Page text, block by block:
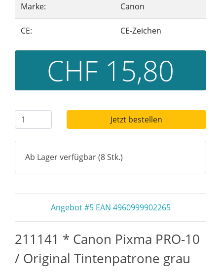
Marke: Canon
CE: CE-Zeichen
CHF 15,80
Jetzt bestellen
Ab Lager verfügbar (8 Stk.)
Angebot #5 EAN 4960999902265
211141 * Canon Pixma PRO-10
/ Original Tintenpatrone grau